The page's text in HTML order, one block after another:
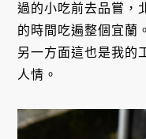
過的小吃前去品嘗，
的時間吃遍整個宜蘭
另一方面這也是我的
人情。